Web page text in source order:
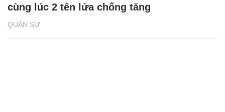
QUÂN SỰ
cùng lúc 2 tên lửa chống tăng